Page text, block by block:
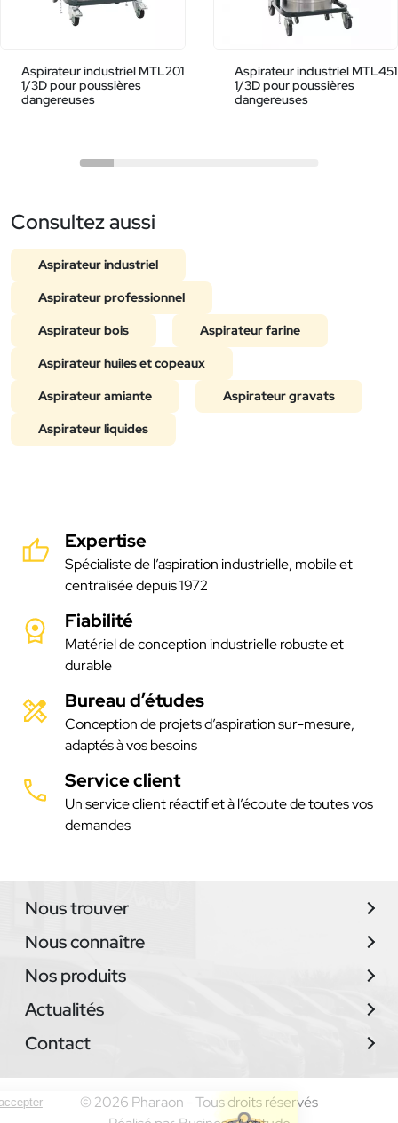
Aspirateur industriel MTL201
1/3D pour poussières
dangereuses
Aspirateur industriel MTL451
1/3D pour poussières
dangereuses
Consultez aussi
Aspirateur industriel
Aspirateur professionnel
Aspirateur bois Aspirateur farine
Aspirateur huiles et copeaux
Aspirateur amiante Aspirateur gravats
Aspirateur liquides
Expertise
Spécialiste de l’aspiration industrielle, mobile et
centralisée depuis 1972
Fiabilité
Matériel de conception industrielle robuste et
durable
Bureau d’études
Conception de projets d’aspiration sur-mesure,
adaptés à vos besoins
Service client
Un service client réactif et à l’écoute de toutes vos
demandes
Nous trouver
Nous connaître
Nos produits
Actualités
Contact
© 2026 Pharaon - Tous droits réservés
Continuer sans accepter